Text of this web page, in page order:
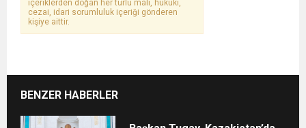
içeriklerden doğan her türlü mali, hukuki,
cezai, idari sorumluluk içeriği gönderen
kişiye aittir.
BENZER HABERLER